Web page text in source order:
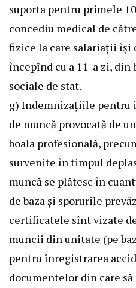
suporta pentru primele
concediu medical de
fizice la care salariaţii îşi
începînd cu a 11-a zi,
sociale de stat.
g) Indemnizaţiile pentru
de muncă provocată de
boala profesională,
survenite în timpul
muncă se plătesc în
de baza şi sporurile
certificatele sînt vizate
muncii din unitate (pe
pentru înregistrarea
documentelor din care